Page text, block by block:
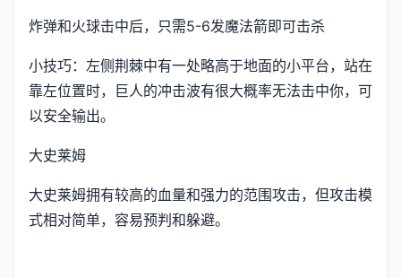
炸弹和火球击中后，只需5-6发魔法箭即可击杀
小技巧：左侧荆棘中有一处略高于地面的小平台，站在
靠左位置时，巨人的冲击波有很大概率无法击中你，可
以安全输出。
大史莱姆
大史莱姆拥有较高的血量和强力的范围攻击，但攻击模
式相对简单，容易预判和躲避。